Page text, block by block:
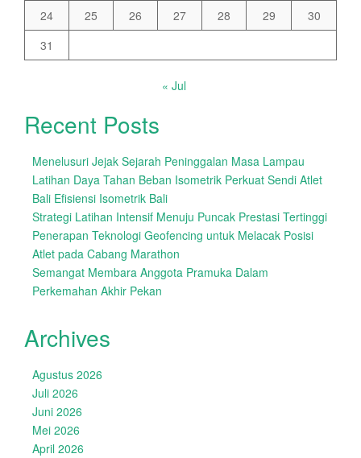
24
25 26 27 28 29
30
31
« Jul
Recent Posts
Menelusuri Jejak Sejarah Peninggalan Masa Lampau
Latihan Daya Tahan Beban Isometrik Perkuat Sendi Atlet
Bali Efisiensi Isometrik Bali
Strategi Latihan Intensif Menuju Puncak Prestasi Tertinggi
Penerapan Teknologi Geofencing untuk Melacak Posisi
Atlet pada Cabang Marathon
Semangat Membara Anggota Pramuka Dalam
Perkemahan Akhir Pekan
Archives
Agustus 2026
Juli 2026
Juni 2026
Mei 2026
April 2026